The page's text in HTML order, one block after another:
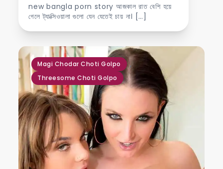
new bangla porn story আজকাল রাত বেশি হয়ে
গেলে ট্যাক্সিওয়ালা গুলো যেন যেতেই চায় না। […]
Magi Chodar Choti Golpo ,
Threesome Choti Golpo